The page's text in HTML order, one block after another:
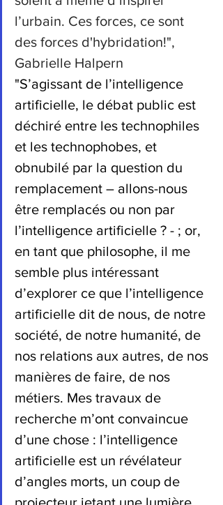
l’urbain. Ces forces, ce sont
des forces d'hybridation!",
Gabrielle Halpern
"S’agissant de l’intelligence
artificielle, le débat public est
déchiré entre les technophiles
et les technophobes, et
obnubilé par la question du
remplacement – allons-nous
être remplacés ou non par
l’intelligence artificielle ? - ; or,
en tant que philosophe, il me
semble plus intéressant
d’explorer ce que l’intelligence
artificielle dit de nous, de notre
société, de notre humanité, de
nos relations aux autres, de nos
manières de faire, de nos
métiers. Mes travaux de
recherche m’ont convaincue
d’une chose : l’intelligence
artificielle est un révélateur
d’angles morts, un coup de